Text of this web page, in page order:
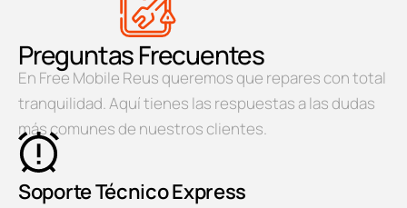
Preguntas Frecuentes
En Free Mobile Reus queremos que repares con total
tranquilidad. Aquí tienes las respuestas a las dudas
más comunes de nuestros clientes.
Soporte Técnico Express